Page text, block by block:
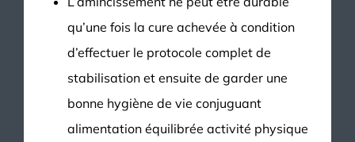
qu’une fois la cure achevée à condition
d’effectuer le protocole complet de
stabilisation et ensuite de garder une
bonne hygiène de vie conjuguant
alimentation équilibrée activité physique